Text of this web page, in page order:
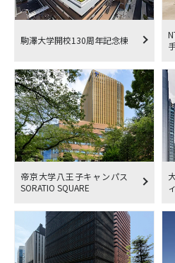
駒澤大学開校130周年記念棟
帝京大学八王子キャンパス
SORATIO SQUARE